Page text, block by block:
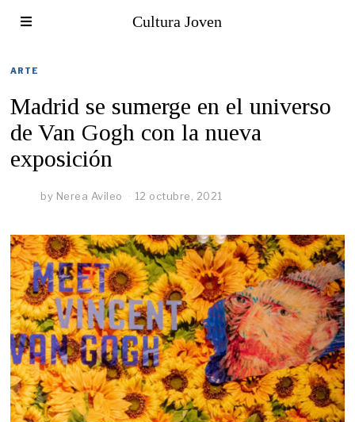
Cultura Joven
ARTE
Madrid se sumerge en el universo
de Van Gogh con la nueva
exposición
by Nerea Avileo 12 octubre, 2021